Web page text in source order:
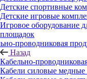
Детские спортивные
Детские игровые
Игровое оборудование
площадок
проводниковая
Назад
Кабельно-
Кабели силовые